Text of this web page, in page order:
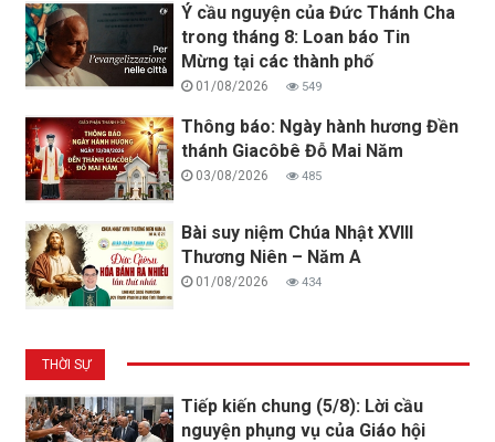
Ý cầu nguyện của Đức Thánh Cha
trong tháng 8: Loan báo Tin
Mừng tại các thành phố
01/08/2026 549
Thông báo: Ngày hành hương Đền
thánh Giacôbê Đỗ Mai Năm
03/08/2026 485
Bài suy niệm Chúa Nhật XVIII
Thương Niên – Năm A
01/08/2026 434
THỜI SỰ
Tiếp kiến chung (5/8): Lời cầu
nguyện phụng vụ của Giáo hội